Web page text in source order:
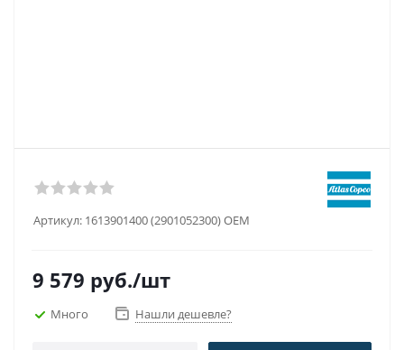
Артикул: 1613901400 (2901052300) OEM
9 579 руб./шт
Много Нашли дешевле?